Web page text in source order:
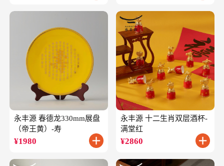
永丰源 春德龙330mm展盘
（帝王黄）-寿
¥1980
永丰源 十二生肖双层酒杯-
满堂红
¥2860